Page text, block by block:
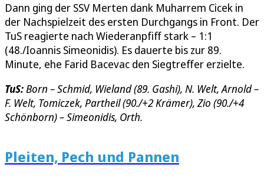
Dann ging der SSV Merten dank Muharrem Cicek in
der Nachspielzeit des ersten Durchgangs in Front. Der
TuS reagierte nach Wiederanpfiff stark – 1:1
(48./Ioannis Simeonidis). Es dauerte bis zur 89.
Minute, ehe Farid Bacevac den Siegtreffer erzielte.
TuS:Born – Schmid, Wieland (89. Gashi), N. Welt, Arnold –
F. Welt, Tomiczek, Partheil (90./+2 Krämer), Zio (90./+4
Schönborn) – Simeonidis, Orth.
Pleiten, Pech und Pannen